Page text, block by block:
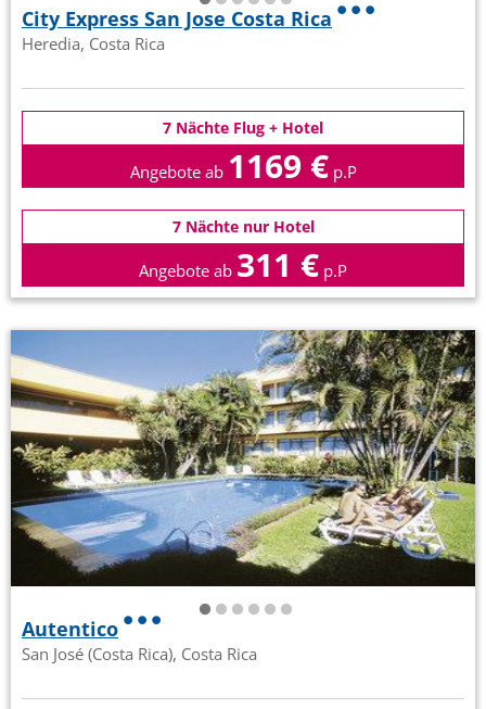
City Express San Jose Costa Rica
Heredia, Costa Rica
7 Nächte Flug + Hotel
Angebote ab 1169 € p.P
7 Nächte nur Hotel
Angebote ab 311 € p.P
Autentico
San José (Costa Rica), Costa Rica